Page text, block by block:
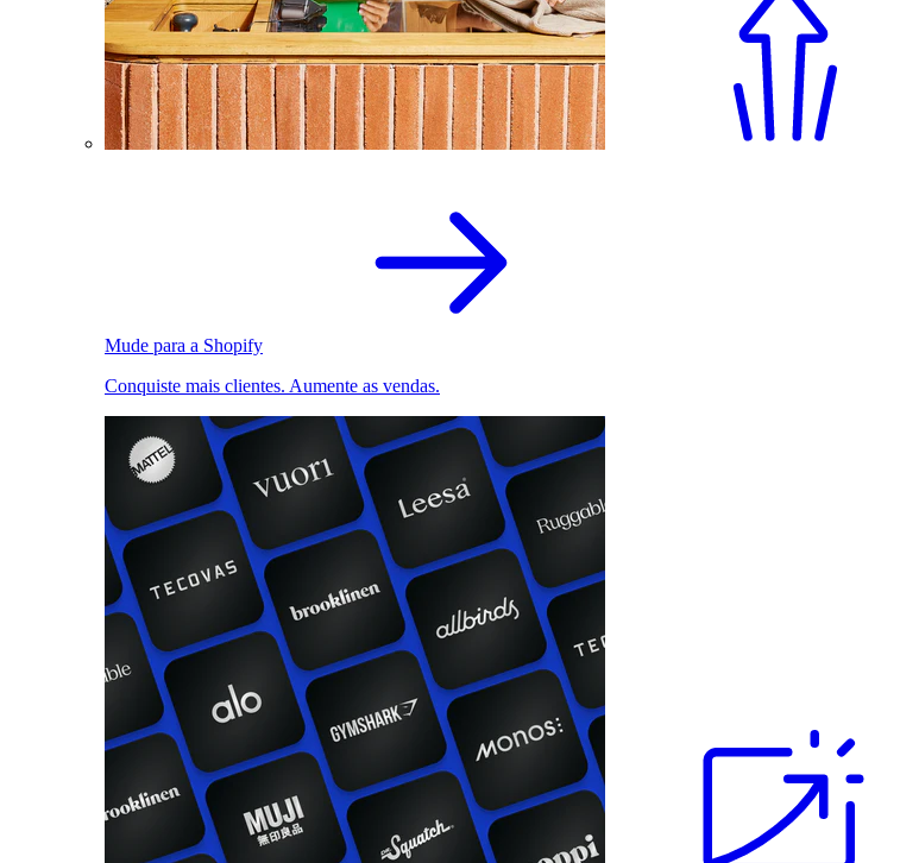
Mude para a Shopify
Conquiste mais clientes. Aumente as vendas.